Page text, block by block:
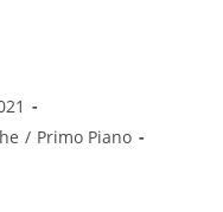
/ Primo Piano